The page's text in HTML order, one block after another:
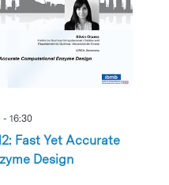
Fast Yet Accurate
Design
-16:30